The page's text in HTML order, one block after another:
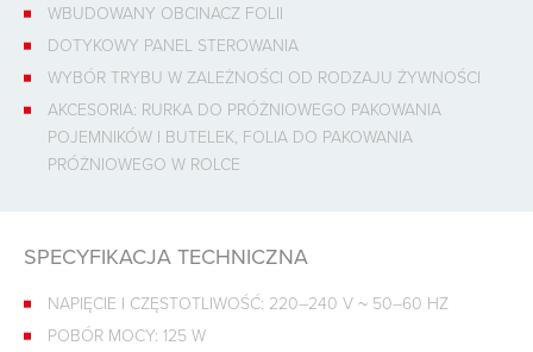
WBUDOWANY OBCINACZ FOLII
DOTYKOWY PANEL STEROWANIA
WYBÓR TRYBU W ZALEŻNOŚCI OD RODZAJU ŻYWNOŚCI
AKCESORIA: RURKA DO PRÓŻNIOWEGO PAKOWANIA
POJEMNIKÓW I BUTELEK, FOLIA DO PAKOWANIA
PRÓŻNIOWEGO W ROLCE
SPECYFIKACJA TECHNICZNA
NAPIĘCIE I CZĘSTOTLIWOŚĆ: 220–240 V ~ 50–60 HZ
POBÓR MOCY: 125 W